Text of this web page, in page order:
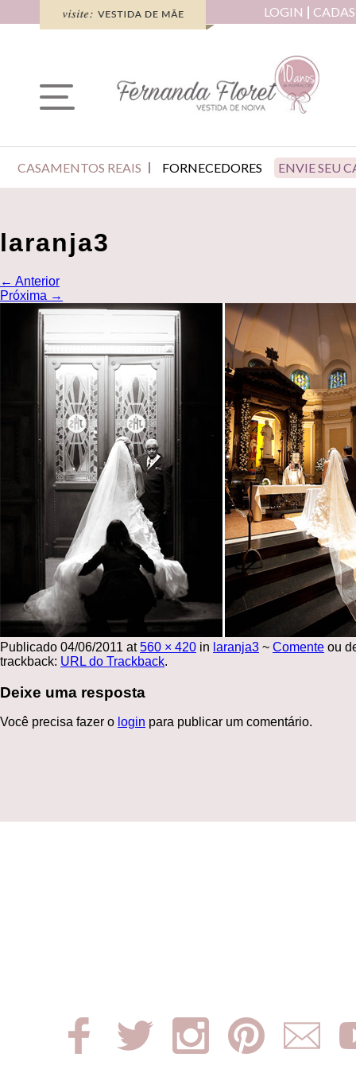
LOGIN
CASAMENTOS REAIS FORNECEDORES ENVIE SEU
laranja3
← Anterior
Próxima →
Publicado 04/06/2011 at560 × 420 in laranja3 ~ Comente ou
trackback: URL do Trackback.
Deixe uma resposta
Você precisa fazer o login para publicar um comentário.